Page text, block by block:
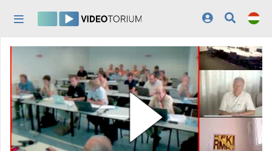
Kezdőlap
Bejelentkezés
Felfedezés
Kategóriák